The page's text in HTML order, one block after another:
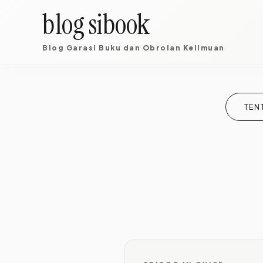
blog sibook
Blog Garasi Buku dan Obrolan Keilmuan